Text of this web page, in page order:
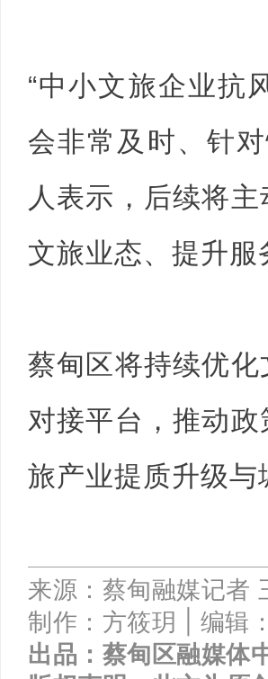
“中小文旅企业抗
会非常及时、针
人表示，后续将
文旅业态、提升服
蔡甸区将持续优
对接平台，推动
旅产业提质升级
来源： 蔡甸融媒记者
制作：方筱玥 | 编辑
出品： 蔡甸区融媒体